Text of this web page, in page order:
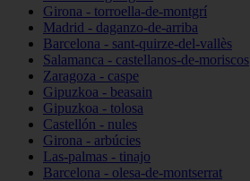
Girona - torroella-de-montgrí
Madrid - daganzo-de-arriba
Barcelona - sant-quirze-del-vallès
Salamanca - castellanos-de-moriscos
Zaragoza - caspe
Gipuzkoa - beasain
Gipuzkoa - tolosa
Castellón - nules
Girona - arbúcies
Las-palmas - tinajo
Barcelona - olesa-de-montserrat